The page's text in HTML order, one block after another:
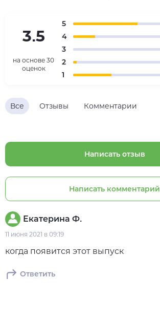
Все Отзывы Комментарии
Написать отзыв
Написать комментарий
Екатерина Ф.
11 июня 2021 в 09:19
когда появится этот выпуск
Ответить
3.5
на основе 30
оценок
5
4
3
2
1